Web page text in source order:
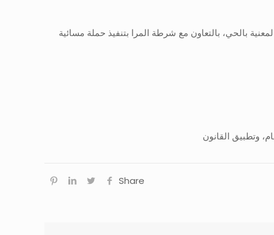
بالحي، بالتعاون مع شرطة المرا بتنفيذ حملة مسائية
وتطبيق القانون
Share